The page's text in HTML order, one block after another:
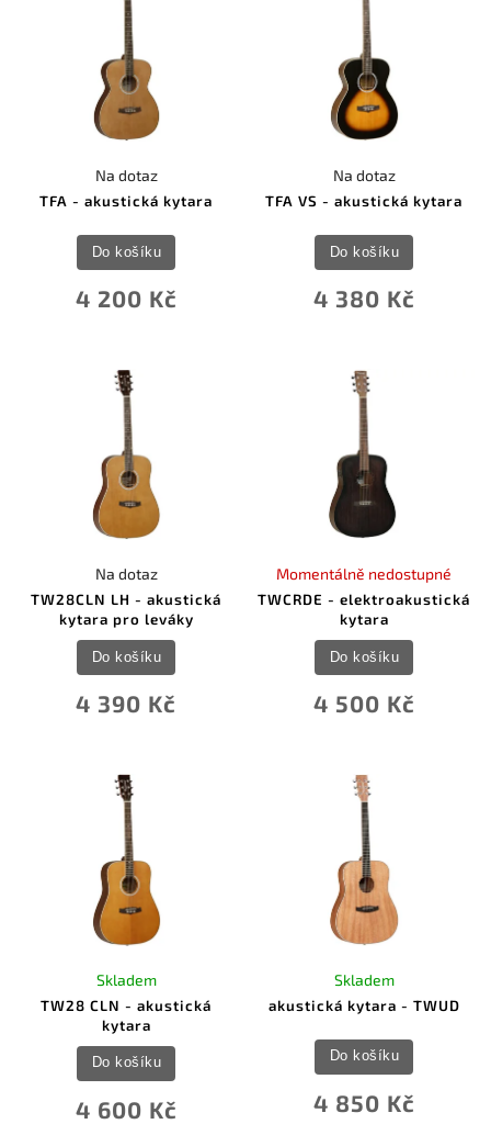
TFA - akustická kytara
Na dotaz
4 200 Kč
Do košíku
TFA VS - akustická kytara
Na dotaz
4 380 Kč
Do košíku
TW28CLN LH - akustická
kytara pro leváky
Na dotaz
4 390 Kč
Do košíku
TWCRDE - elektroakustická
kytara
Momentálně nedostupné
4 500 Kč
Do košíku
TW28 CLN - akustická
kytara
Skladem
4 600 Kč
Do košíku
akustická kytara - TWUD
Skladem
4 850 Kč
Do košíku